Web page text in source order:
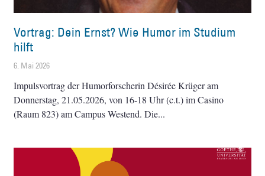
Vortrag: Dein Ernst? Wie Humor im Studium
hilft
6. Mai 2026
Impulsvortrag der Humorforscherin Désirée Krüger am
Donnerstag, 21.05.2026, von 16-18 Uhr (c.t.) im Casino
(Raum 823) am Campus Westend. Die